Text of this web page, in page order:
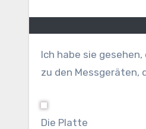
Ich habe sie gesehen, die Vibrotrucks, direkt vor unserem Haus. Diese Trucks, die ihren Rüttelschall in die Tiefe senden. Und die Tiefe sendet ihn zurück
zu den Messgeräten,
Die Platte